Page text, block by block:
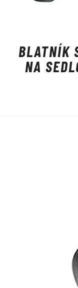
BLATNÍK
NA